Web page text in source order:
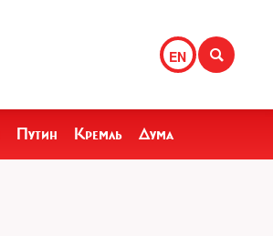
EN
Путин Кремль Дума